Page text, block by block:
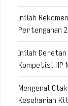
Inilah
Pertengahan
Inilah Deretan
Kompetisi HP
Mengenal
Keseharian